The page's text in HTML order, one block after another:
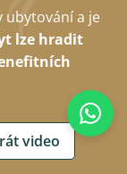
ubytování a je
lze hradit
video